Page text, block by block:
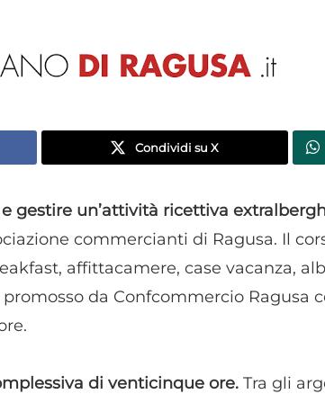
Condividi su X
gestire un’attività ricettiva
commercianti di Ragusa. Il
affittacamere, case vacanza,
da Confcommercio Ragusa
di venticinque ore. Tra gli